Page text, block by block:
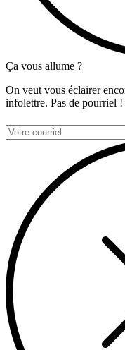
Ça vous allume ?
On veut vous éclairer
infolettre. Pas de pourriel